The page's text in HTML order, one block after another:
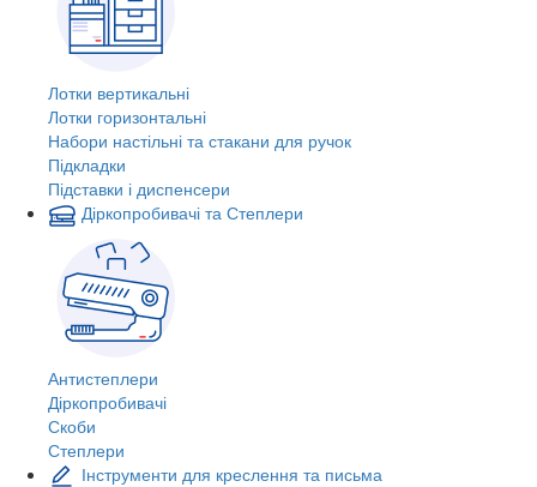
Лотки вертикальні
Лотки горизонтальні
Набори настільні та стакани для ручок
Підкладки
Підставки і диспенсери
Діркопробивачі та Степлери
Антистеплери
Діркопробивачі
Скоби
Степлери
Інструменти для креслення та письма